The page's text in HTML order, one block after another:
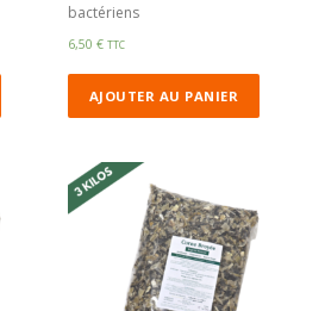
bactériens
6,50€ TTC
AJOUTER AU PANIER